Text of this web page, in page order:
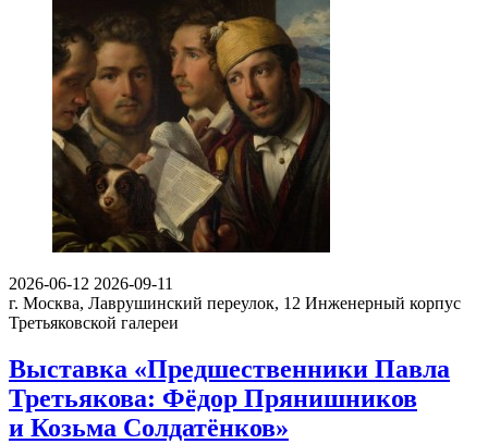
2026-06-12 2026-09-11
г. Москва, Лаврушинский переулок, 12 Инженерный корпус
Третьяковской галереи
Выставка «Предшественники Павла
Третьякова: Фёдор Прянишников
и Козьма Солдатёнков»